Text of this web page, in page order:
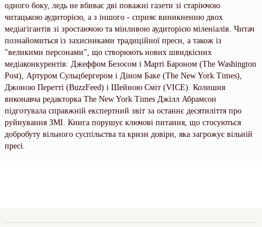
одного боку, ледь не вбиває дві поважні газети зі старіючою
читацькою аудиторією, а з іншого - сприяє виникненню двох
медіагігантів зі зростаючою та мінливою аудиторією міленіалів. Читач
познайомиться із захисниками традиційної преси, а також із
"великими персонами", що створюють нових швидкісних
медіаконкурентів: Джеффом Безосом і Марті Бароном (The Washington
Post), Артуром Сульцбергером і Діном Баке (The New York Times),
Джоною Перетті (BuzzFeed) і Шейною Сміт (VICE). Колишня
виконавча редакторка The New York Times Джілл Абрамсон
підготувала справжній експертний звіт за останнє десятиліття про
руйнування ЗМІ. Книга порушує ключові питання, що стосуються
добробуту вільного суспільства та кризи довіри, яка загрожує вільній
пресі.